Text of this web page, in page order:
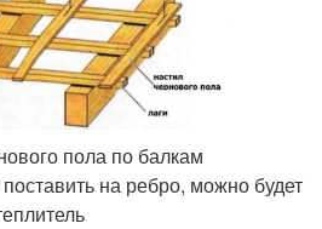
пола по балкам
на ребро, можно будет